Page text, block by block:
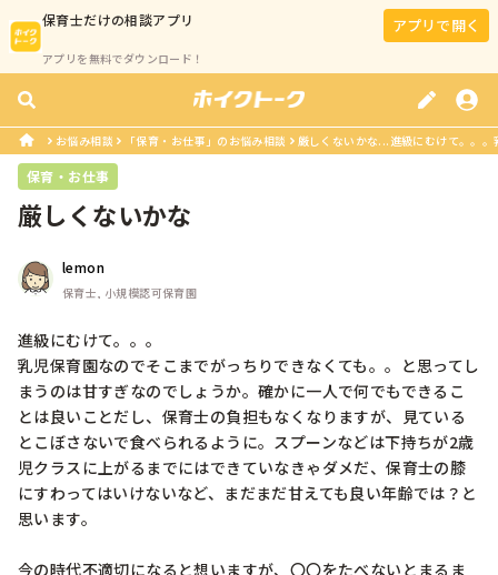
保育士だけの相談アプリ
アプリを無料でダウンロード！
アプリで開く
お悩み相談 「保育・お仕事」のお悩み相談 厳しくないかな...進級にむけて。。
保育・お仕事
厳しくないかな
lemon
保育士, 小規模認可保育園
進級にむけて。。。
乳児保育園なのでそこまでがっちりできなくても。。と思ってし
まうのは甘すぎなのでしょうか。確かに一人で何でもできるこ
とは良いことだし、保育士の負担もなくなりますが、見ている
とこぼさないで食べられるように。スプーンなどは下持ちが2歳
児クラスに上がるまでにはできていなきゃダメだ、保育士の膝
にすわってはいけないなど、まだまだ甘えても良い年齢では？と
思います。
今の時代不適切になると想いますが、〇〇をたべないとまるま